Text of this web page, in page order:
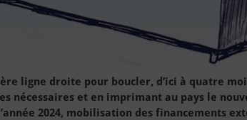
ligne droite pour boucler, d’ici à quatre
nécessaires et en imprimant au pays le
2024, mobilisation des financements